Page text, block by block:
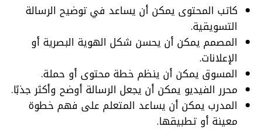
كاتب المحتوى يمكن أن يساعد في توضيح الرسالة
التسويقية.
المصمم يمكن أن يحسن شكل الهوية البصرية أو
الإعلانات.
المسوق يمكن أن ينظم خطة محتوى أو حملة.
محرر الفيديو يمكن أن يجعل الرسالة أوضح وأكثر جذبًا.
المدرب يمكن أن يساعد المتعلم على فهم خطوة
معينة أو تطبيقها.